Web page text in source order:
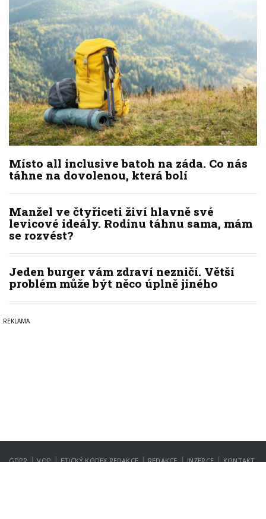
Místo all inclusive batoh na záda. Co nás
táhne na dovolenou, která bolí
Manžel ve čtyřiceti živí hlavně své
levicové ideály. Rodinu táhnu sama, mám
se rozvést?
Jeden burger vám zdraví nezničí. Větší
problém může být něco úplně jiného
GDPR | VOP | ETICKÝ KODEX REDAKCE | REDAKCE | INZERCE | KONTAKT